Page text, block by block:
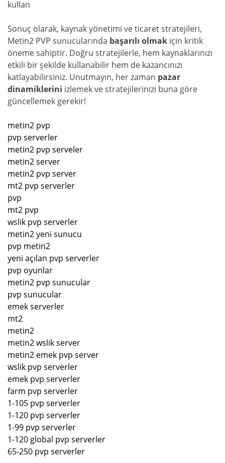
kullan
Sonuç olarak, kaynak yönetimi ve ticaret stratejileri,
Metin2 PVP sunucularında başarılı olmak için kritik
öneme sahiptir. Doğru stratejilerle, hem kaynaklarınızı
etkili bir şekilde kullanabilir hem de kazancınızı
katlayabilirsiniz. Unutmayın, her zaman pazar
dinamiklerini izlemek ve stratejilerinizi buna göre
güncellemek gerekir!
metin2 pvp
pvp serverler
metin2 pvp serveler
metin2 server
metin2 pvp server
mt2 pvp serverler
pvp
mt2 pvp
wslik pvp serverler
metin2 yeni sunucu
pvp metin2
yeni açılan pvp serverler
pvp oyunlar
metin2 pvp sunucular
pvp sunucular
emek serverler
mt2
metin2
metin2 wslik server
metin2 emek pvp server
wslik pvp serverler
emek pvp serverler
farm pvp serverler
1-105 pvp serverler
1-120 pvp serverler
1-99 pvp serverler
1-120 global pvp serverler
65-250 pvp serverler